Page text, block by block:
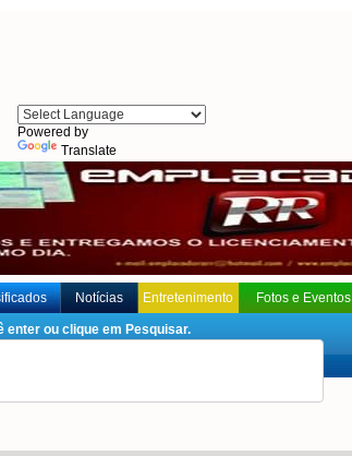
Powered by
Translate
Notícias Entretenimento Fotos e Eventos
enter ou clique em Pesquisar.